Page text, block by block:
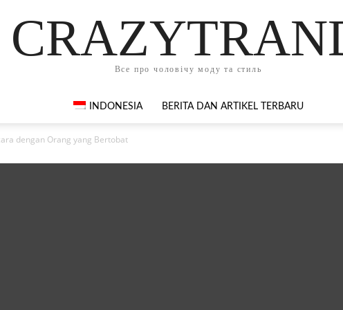
Все про чоловічу моду та стиль
INDONESIA BERITA DAN ARTIKEL TERBARU
dengan Orang yang Bertobat